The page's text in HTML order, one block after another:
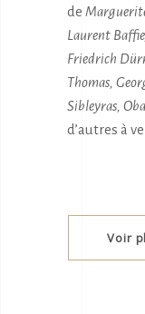
de
Laurent
Friedrich
Thomas,
Sibleyras,
d’autres à
Voir